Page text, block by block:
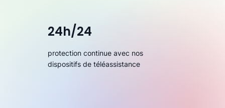
24h/24
protection continue avec nos
dispositifs de téléassistance